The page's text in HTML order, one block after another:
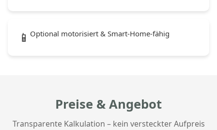
📱 Optional motorisiert & Smart-Home-fähig
Preise & Angebot
Transparente Kalkulation – kein versteckter Aufpreis